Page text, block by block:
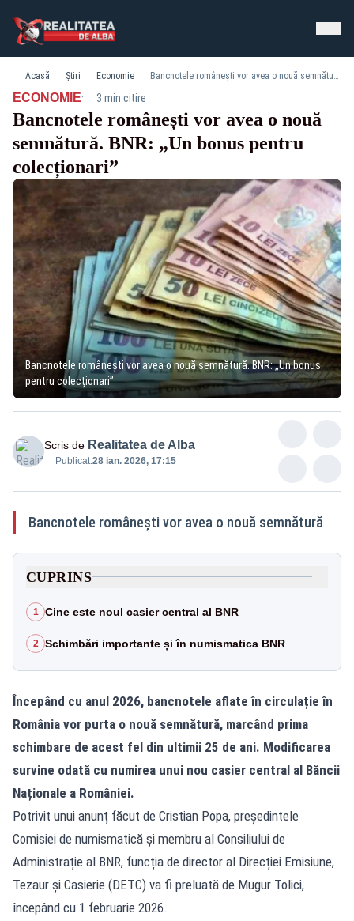
Acasă Știri Economie Bancnotele românești vor avea o nouă semnătură. BNR: „Un bonus pentru colecționari”
ECONOMIE· 3 min citire
Bancnotele românești vor avea o nouă
semnătură. BNR: „Un bonus pentru
colecționari”
Bancnotele românești vor avea o nouă semnătură. BNR: „Un bonus
pentru colecționari”
Scris de Realitatea de Alba
Publicat:28 ian. 2026, 17:15
Bancnotele românești vor avea o nouă semnătură
CUPRINS
1 Cine este noul casier central al BNR
2 Schimbări importante și în numismatica BNR
Începând cu anul 2026, bancnotele aflate în circulație în
România vor purta o nouă semnătură, marcând prima
schimbare de acest fel din ultimii 25 de ani. Modificarea
survine odată cu numirea unui nou casier central al Băncii
Naționale a României.
Potrivit unui anunț făcut de Cristian Popa, președintele
Comisiei de numismatică și membru al Consiliului de
Administrație al BNR, funcția de director al Direcției Emisiune,
Tezaur și Casierie (DETC) va fi preluată de Mugur Tolici,
începând cu 1 februarie 2026.